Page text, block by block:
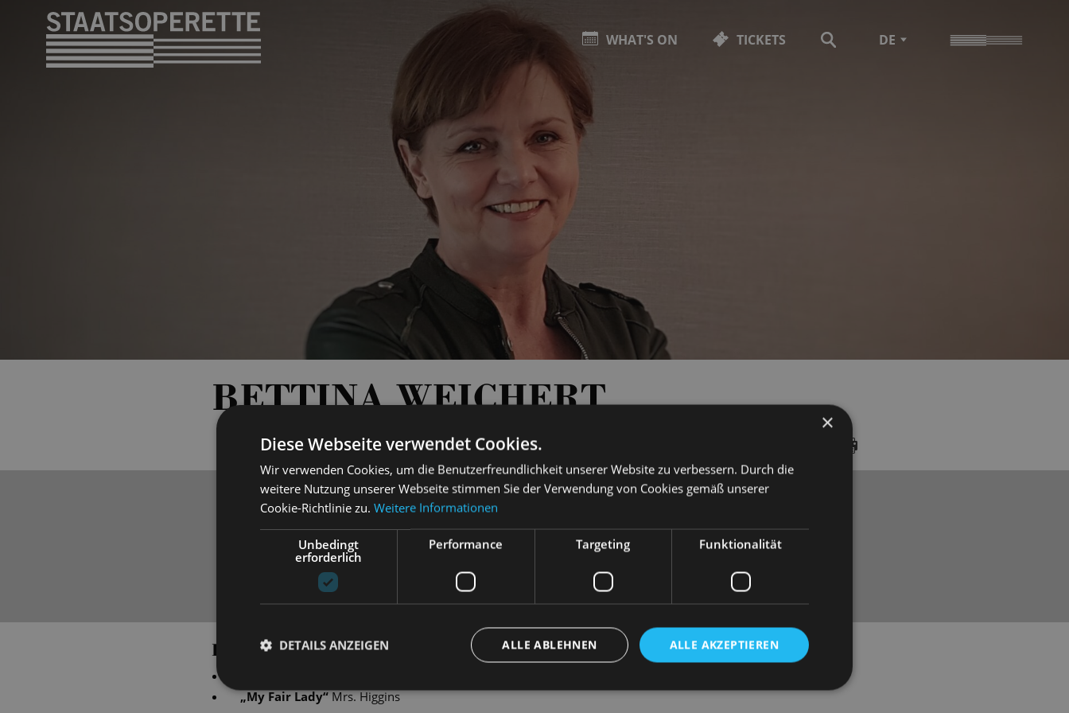
WHAT'S ON TICKETS DE
BETTINA WEICHERT
PRODUCTIONS
„My Fair Lady“ Mrs. Higgins
×
Diese Webseite verwendet Cookies.
Wir verwenden Cookies, um die Benutzerfreundlichkeit unserer Website zu verbessern. Durch die
weitere Nutzung unserer Webseite stimmen Sie der Verwendung von Cookies gemäß unserer
Cookie-Richtlinie zu. Weitere Informationen
Unbedingt
erforderlich
Performance Targeting Funktionalität
ALLE AKZEPTIEREN
ALLE ABLEHNEN
DETAILS ANZEIGEN